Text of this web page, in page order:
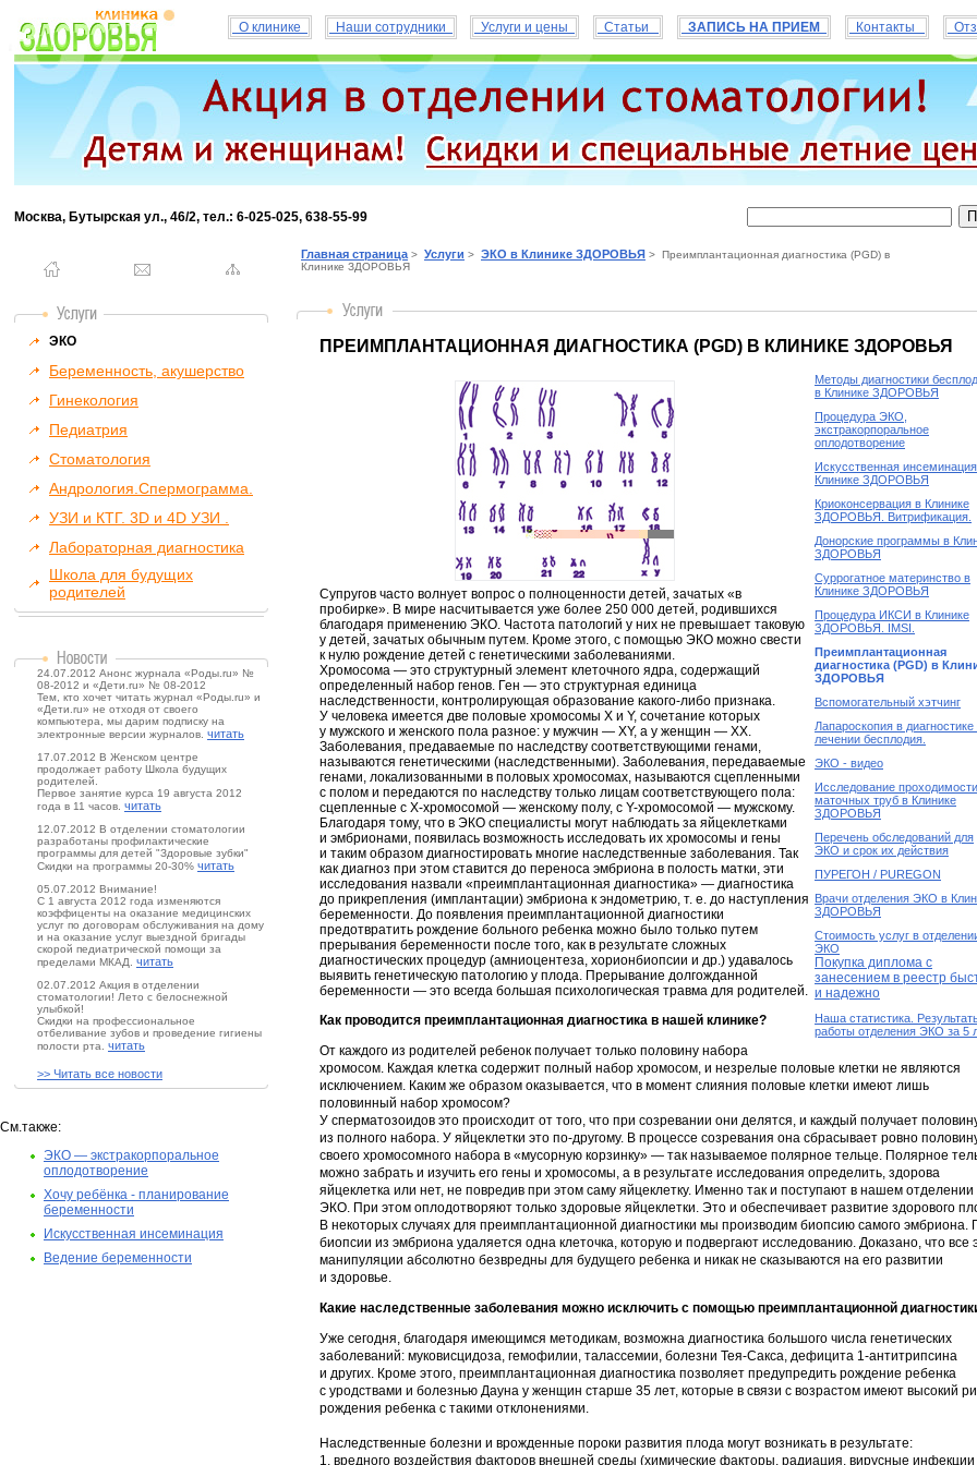
О клинике Наши сотрудники Услуги и цены Статьи ЗАПИСЬ НА ПРИЕМ Контакты
Москва, Бутырская ул., 46/2, тел.: 6-025-025, 638-55-99
ЭКО
Беременность, акушерство
Гинекология
Педиатрия
Стоматология
Андрология.Спермограмма.
УЗИ и КТГ. 3D и 4D УЗИ .
Лабораторная диагностика
Школа для будущих
родителей
24.07.2012 Анонс журнала «Роды.ru» №
08-2012 и «Дети.ru» № 08-2012
Тем, кто хочет читать журнал «Роды.ru» и
«Дети.ru» не отходя от своего
компьютера, мы дарим подписку на
электронные версии журналов. читать
17.07.2012 В Женском центре
продолжает работу Школа будущих
родителей.
Первое занятие курса 19 августа 2012
года в 11 часов. читать
12.07.2012 В отделении стоматологии
разработаны профилактические
программы для детей "Здоровые зубки"
Скидки на программы 20-30% читать
05.07.2012 Внимание!
С 1 августа 2012 года изменяются
коэффиценты на оказание медицинских
услуг по договорам обслуживания на дому
и на оказание услуг выездной бригады
скорой педиатрической помощи за
пределами МКАД. читать
02.07.2012 Акция в отделении
стоматологии! Лето с белоснежной
улыбкой!
Скидки на профессиональное
отбеливание зубов и проведение гигиены
полости рта. читать
>> Читать все новости
См.также:
ЭКО — экстракорпоральное
оплодотворение
Хочу ребёнка - планирование
беременности
Искусственная инсеминация
Ведение беременности
Главная страница > Услуги > ЭКО в Клинике ЗДОРОВЬЯ > Преимплантационная диагностика (PGD) в
Клинике ЗДОРОВЬЯ
ПРЕИМПЛАНТАЦИОННАЯ ДИАГНОСТИКА (PGD) В КЛИНИКЕ ЗДОРОВЬЯ
Методы диагностики
в Клинике ЗДОРОВЬЯ
Процедура ЭКО,
экстракорпоральное
оплодотворение
Искусственная
Клинике ЗДОРОВЬЯ
Криоконсервация в Клинике
ЗДОРОВЬЯ. Витрификация.
Донорские программы в
ЗДОРОВЬЯ
Суррогатное материнство в
Клинике ЗДОРОВЬЯ
Процедура ИКСИ в Клинике
ЗДОРОВЬЯ. IMSI.
Преимплантационная
диагностика (PGD) в
ЗДОРОВЬЯ
Вспомогательный хэтчинг
Лапароскопия в диагностике
лечении бесплодия.
ЭКО - видео
Исследование проходимости
маточных труб в Клинике
ЗДОРОВЬЯ
Перечень обследований для
ЭКО и срок их действия
ПУРЕГОН / PUREGON
Врачи отделения ЭКО в
ЗДОРОВЬЯ
Cтоимость услуг в
ЭКО
Покупка диплома с
занесением в реестр
и надежно
Наша статистика.
работы отделения ЭКО за 5
Супругов часто волнует вопрос о полноценности детей, зачатых «в
пробирке». В мире насчитывается уже более 250 000 детей, родившихся
благодаря применению ЭКО. Частота патологий у них не превышает таковую
у детей, зачатых обычным путем. Кроме этого, с помощью ЭКО можно свести
к нулю рождение детей с генетическими заболеваниями.
Хромосома — это структурный элемент клеточного ядра, содержащий
определенный набор генов. Ген — это структурная единица
наследственности, контролирующая образование какого-либо признака.
У человека имеется две половые хромосомы X и Y, сочетание которых
у мужского и женского пола разное: у мужчин — XY, а у женщин — XX.
Заболевания, предаваемые по наследству соответствующими генами,
называются генетическими (наследственными). Заболевания, передаваемые
генами, локализованными в половых хромосомах, называются сцепленными
с полом и передаются по наследству только лицам соответствующего пола:
сцепленные с X-хромосомой — женскому полу, с Y-хромосомой — мужскому.
Благодаря тому, что в ЭКО специалисты могут наблюдать за яйцеклетками
и эмбрионами, появилась возможность исследовать их хромосомы и гены
и таким образом диагностировать многие наследственные заболевания. Так
как диагноз при этом ставится до переноса эмбриона в полость матки, эти
исследования назвали «преимплантационная диагностика» — диагностика
до прикрепления (имплантации) эмбриона к эндометрию, т. е. до наступления
беременности. До появления преимплантационной диагностики
предотвратить рождение больного ребенка можно было только путем
прерывания беременности после того, как в результате сложных
диагностических процедур (амниоцентеза, хорионбиопсии и др.) удавалось
выявить генетическую патологию у плода. Прерывание долгожданной
беременности — это всегда большая психологическая травма для родителей.
Как проводится преимплантационная диагностика в нашей клинике?
От каждого из родителей ребенок получает только половину набора
хромосом. Каждая клетка содержит полный набор хромосом, и незрелые половые клетки не являются
исключением. Каким же образом оказывается, что в момент слияния половые клетки имеют лишь
половинный набор хромосом?
У сперматозоидов это происходит от того, что при созревании они делятся, и каждый получает
из полного набора. У яйцеклетки это по-другому. В процессе созревания она сбрасывает ровно
своего хромосомного набора в «мусорную корзинку» — так называемое полярное тельце. Полярное
можно забрать и изучить его гены и хромосомы, а в результате исследования определить, здорова
яйцеклетка или нет, не повредив при этом саму яйцеклетку. Именно так и поступают в нашем отделении
ЭКО. При этом оплодотворяют только здоровые яйцеклетки. Это и обеспечивает развитие здорового
В некоторых случаях для преимплантационной диагностики мы производим биопсию самого эмбриона.
биопсии из эмбриона удаляется одна клеточка, которую и подвергают исследованию. Доказано, что все
манипуляции абсолютно безвредны для будущего ребенка и никак не сказываются на его развитии
и здоровье.
Какие наследственные заболевания можно исключить с помощью преимплантационной
Уже сегодня, благодаря имеющимся методикам, возможна диагностика большого числа генетических
заболеваний: муковисцидоза, гемофилии, талассемии, болезни Тея-Сакса, дефицита 1-антитрипсина
и других. Кроме этого, преимплантационная диагностика позволяет предупредить рождение ребенка
с уродствами и болезнью Дауна у женщин старше 35 лет, которые в связи с возрастом имеют высокий
рождения ребенка с такими отклонениями.
Наследственные болезни и врожденные пороки развития плода могут возникать в результате:
1. вредного воздействия факторов внешней среды (химические факторы, радиация, вирусные инфекции